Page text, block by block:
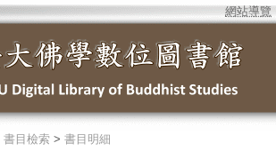
網站導覽
書目檢索 > 書目明細